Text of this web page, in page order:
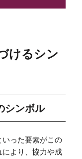
けるシン
シンボル
った要素がこの
より、協力や成